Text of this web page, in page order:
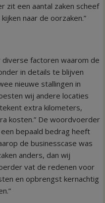
zit een aantal zaken scheef
naar de oorzaken.”
factoren waarom de
in details te blijven
nieuwe stallingen in
wij andere locaties
extra kilometers,
kosten.” De woordvoerder
bepaald bedrag heeft
de businesscase was
anders, dan wij
vat de redenen voor
en opbrengst kernachtig